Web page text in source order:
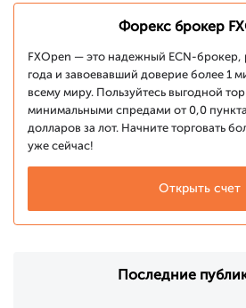
Форекс брокер
FXOpen — это надежный ECN-
года и завоевавший доверие более 1
всему миру. Пользуйтесь выгодной
минимальными спредами от 0,0
долларов за лот. Начните торговать
уже сейчас!
Открыть счет
Последние